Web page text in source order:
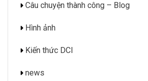
Câu chuyện thành công – Blog
Hình ảnh
Kiến thức DCI
news